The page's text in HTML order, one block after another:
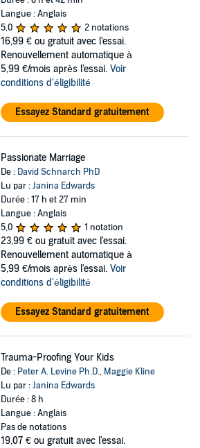
Langue : Anglais
5,0
2 notations
16,99 € ou gratuit avec l'essai.
Renouvellement automatique à
5,99 €/mois après l'essai. Voir
conditions d'éligibilité
Essayez Standard gratuitement
Passionate Marriage
De : David Schnarch PhD
Lu par :Janina Edwards
Durée : 17 h et 27 min
Langue : Anglais
5,0
1 notation
23,99 € ou gratuit avec l'essai.
Renouvellement automatique à
5,99 €/mois après l'essai. Voir
conditions d'éligibilité
Essayez Standard gratuitement
Trauma-Proofing Your Kids
De : Peter A. Levine Ph.D., Maggie Kline
Lu par :Janina Edwards
Durée : 8 h
Langue : Anglais
Pas de notations
19,07 € ou gratuit avec l'essai.